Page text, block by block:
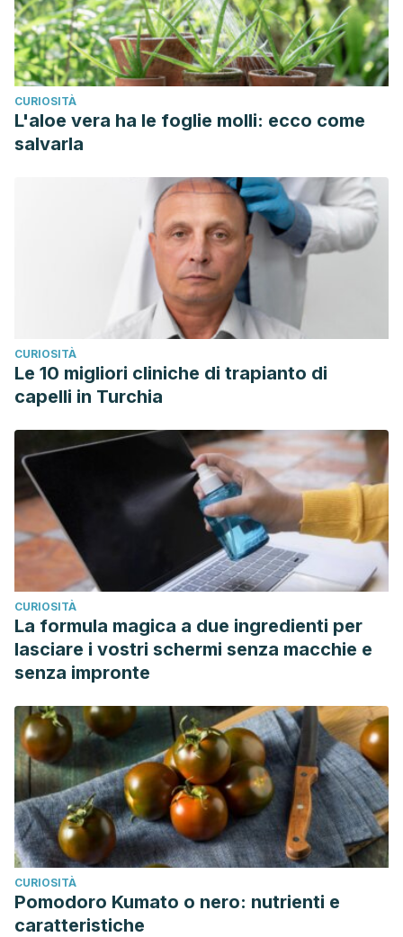
CURIOSITÀ
L'aloe vera ha le foglie molli: ecco come
salvarla
CURIOSITÀ
Le 10 migliori cliniche di trapianto di
capelli in Turchia
CURIOSITÀ
La formula magica a due ingredienti per
lasciare i vostri schermi senza macchie e
senza impronte
CURIOSITÀ
Pomodoro Kumato o nero: nutrienti e
caratteristiche